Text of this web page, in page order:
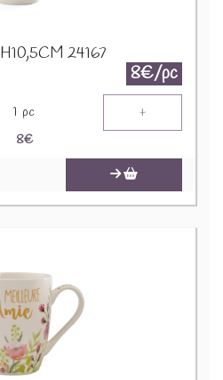
24167
8€/pc
1 pc +
8€